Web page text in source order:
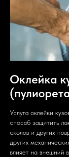
Оклейка
Услуга оклейки
способ защитить
сколов и других
других
влияет на внешний